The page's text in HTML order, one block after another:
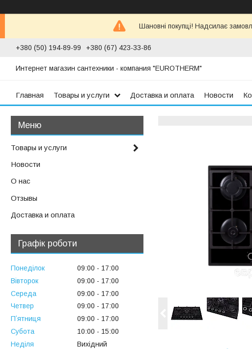
Шановні покупці! Надсилає
+380 (50) 194-89-99 +380 (67) 423-33-86
Интернет магазин сантехники - компания "EUROTHERM"
Главная Товары и услуги Доставка и оплата Новости
Товары и услуги
Новости
О нас
Отзывы
Доставка и оплата
Графік роботи
Понеділок 09:00
17:00
Вівторок
09:00
17:00
Середа
09:00
17:00
Четвер
09:00
17:00
Пʼятниця
09:00
17:00
Субота
10:00
15:00
Неділя
Вихідний